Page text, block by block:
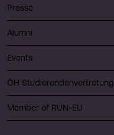
Presse
Alumni
Events
ÖH Studierendenvertretung
Member of RUN-EU